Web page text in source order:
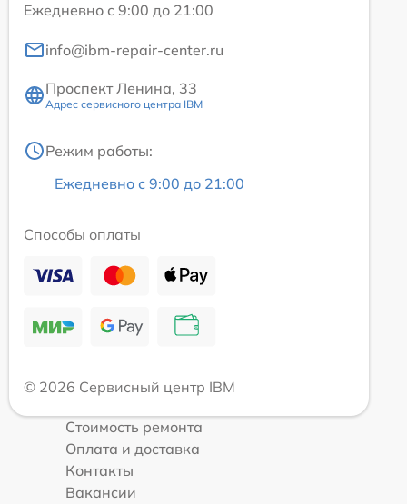
Ежедневно с 9:00 до 21:00
info@ibm-repair-center.ru
Проспект Ленина, 33
Адрес сервисного центра IBM
Режим работы:
Ежедневно с 9:00 до 21:00
Способы оплаты
© 2026 Сервисный центр IBM
Стоимость ремонта
Оплата и доставка
Контакты
Вакансии